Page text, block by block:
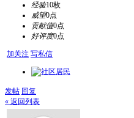
经验10枚
威望0点
贡献值0点
好评度0点
加关注 写私信
发帖 回复
« 返回列表